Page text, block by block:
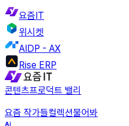
요즘IT
위시켓
AIDP - AX
Rise ERP
콘텐츠프로덕트 밸리
요즘 작가들컬렉션물어봐